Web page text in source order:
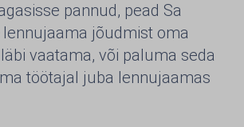
pannud, pead Sa
jõudmist oma
vaatama, või paluma seda
töötajal juba lennujaamas